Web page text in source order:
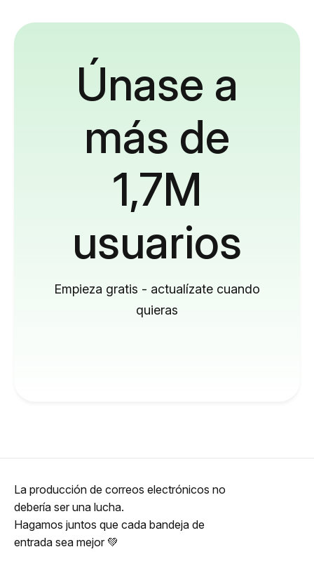
Únase a
más de
1,7M
usuarios
Empieza gratis - actualízate cuando
quieras
La producción de correos electrónicos no
debería ser una lucha.
Hagamos juntos que cada bandeja de
entrada sea mejor 💚